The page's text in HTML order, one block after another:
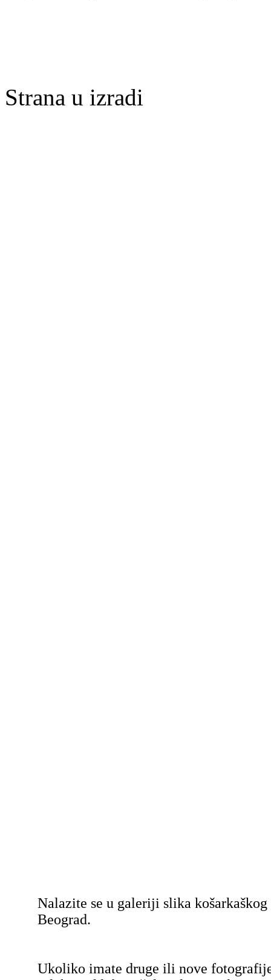
Strana u izradi
Nalazite se u galeriji slika
Beograd.
Ukoliko imate druge ili nove